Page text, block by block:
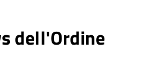
dell'Ordine